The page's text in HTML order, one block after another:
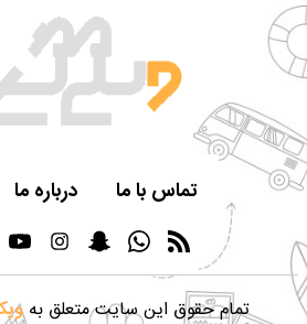
تماس با ما درباره ما
تمام حقوق این سایت متعلق به